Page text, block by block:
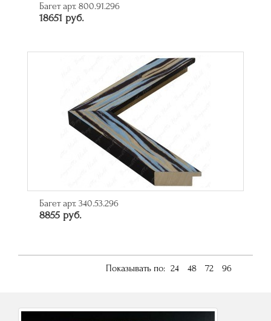
Багет арт. 800.91.296
18651 руб.
Багет арт. 340.53.296
8855 руб.
Показывать по: 24 48 72 96